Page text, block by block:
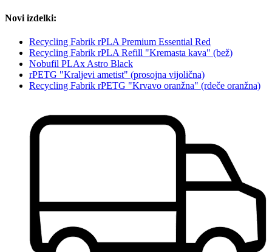
Novi izdelki:
Recycling Fabrik rPLA Premium Essential Red
Recycling Fabrik rPLA Refill "Kremasta kava" (bež)
Nobufil PLAx Astro Black
rPETG "Kraljevi ametist" (prosojna vijolična)
Recycling Fabrik rPETG "Krvavo oranžna" (rdeče oranžna)